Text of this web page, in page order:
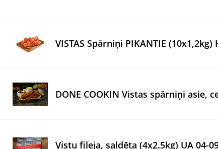
VISTAS Spārniņi PIKANTIE (10x1,2kg)
DONE COOKIN Vistas spārniņi asie,
Vistu fileja, saldēta (4x2.5kg) UA 04-